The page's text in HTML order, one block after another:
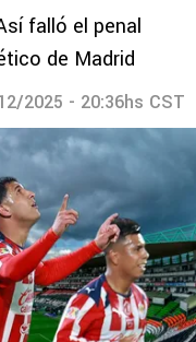
falló el penal
de Madrid
2025 - 20:36hs CST